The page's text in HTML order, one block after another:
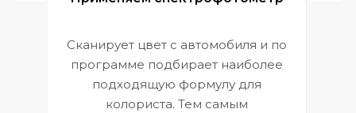
Сканирует цвет с автомобиля и по
программе подбирает наиболее
подходящую формулу для
колориста. Тем самым